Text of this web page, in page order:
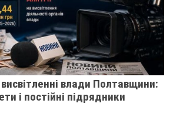
влади Полтавщини:
і постійні підрядники